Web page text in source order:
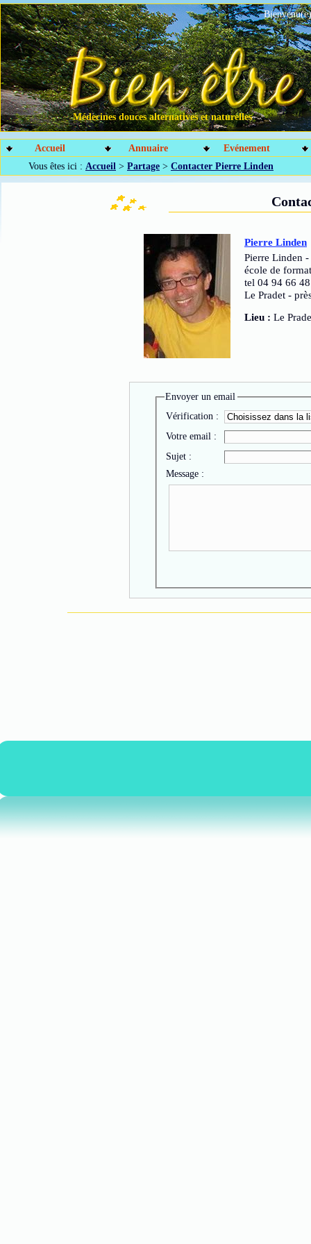
Médecines douces alternatives et naturelles
Accueil Annuaire
Evénement
Vous êtes ici : Accueil > Partage > Contacter Pierre Linden
Pierre Linden
Pierre Linden
école de
tel 04 94 66
Le Pradet -
Lieu : Le
Envoyer un email
Vérification :
Votre email :
Sujet :
Message :